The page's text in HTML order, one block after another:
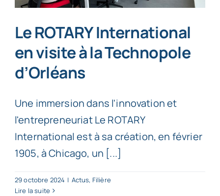
Le ROTARY International
en visite à la Technopole
d’Orléans
Une immersion dans l'innovation et
l'entrepreneuriat Le ROTARY
International est à sa création, en février
1905, à Chicago, un [...]
29 octobre 2024 | Actus, Filière
Lire la suite